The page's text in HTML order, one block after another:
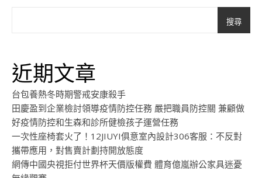
搜尋
近期文章
台包養熱冬時期警戒安康殺手
田慶盈到企業檢討領導疫情防控任務 嚴把職員防控關 兼顧做
好疫情防控和生森和診所健檢孩子運營任務
一次性座椅套火了！12JIUYI俱意室內設計306客服：不反對
攜帶應用，對售賣計劃持開放態度
網傳中國央視拒付世界杯天價版權費 體育億嵐辦公家具迷憂